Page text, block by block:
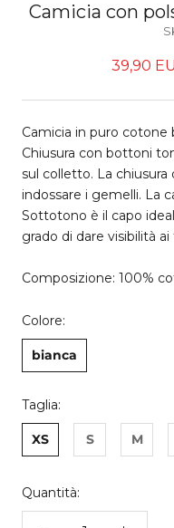
Camicia con
39,90
Camicia in puro cotone
Chiusura con bottoni
sul colletto. La chiusura
indossare i gemelli. La
Sottotono è il capo
grado di dare visibilità
Composizione: 100%
Colore:
bianca
Taglia:
XS S M
Quantità: